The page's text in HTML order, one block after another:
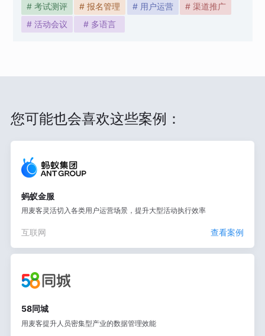
# 考试测评 # 报名管理 # 用户运营
# 渠道推广
# 活动会议
# 多语言
您可能也会喜欢这些案例：
蚂蚁金服
用麦客灵活切入各类用户运营场景，提升大型活动执行效率
互联网 查看案例
58同城
用麦客提升人员密集型产业的数据管理效能